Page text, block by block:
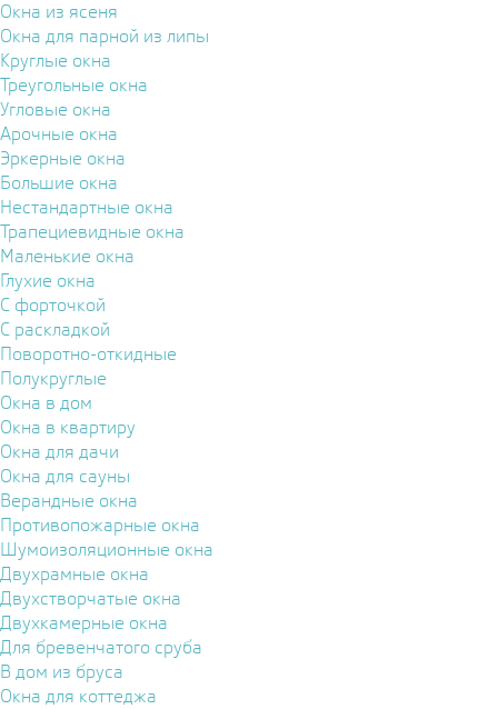
Окна из ясеня
Окна для парной из липы
Круглые окна
Треугольные окна
Угловые окна
Арочные окна
Эркерные окна
Большие окна
Нестандартные окна
Трапециевидные окна
Маленькие окна
Глухие окна
С форточкой
С раскладкой
Поворотно-откидные
Полукруглые
Окна в дом
Окна в квартиру
Окна для дачи
Окна для сауны
Верандные окна
Противопожарные окна
Шумоизоляционные окна
Двухрамные окна
Двухстворчатые окна
Двухкамерные окна
Для бревенчатого сруба
В дом из бруса
Окна для коттеджа